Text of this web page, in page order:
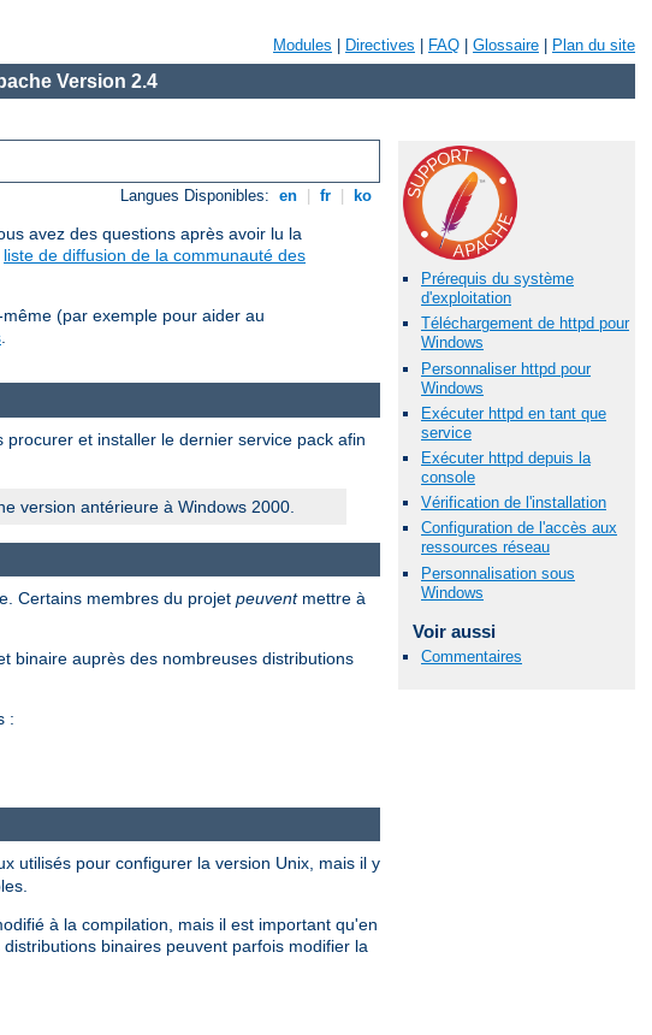
Modules Directives FAQ Glossaire Plan du site
Version 2.4
Langues Disponibles: en fr ko
avez des questions après avoir lu la
liste de diffusion de la communauté des
(par exemple pour aider au
.
Prérequis du système
d'exploitation
Téléchargement de httpd pour
Windows
Personnaliser httpd pour
Windows
Exécuter httpd en tant que
service
Exécuter httpd depuis la
console
Vérification de l'installation
Configuration de l'accès aux
ressources réseau
Personnalisation sous
Windows
Voir aussi
Commentaires
et installer le dernier service pack afin
version antérieure à Windows 2000.
Certains membres du projet peuventmettre à
binaire auprès des nombreuses distributions
:
utilisés pour configurer la version Unix, mais il y
à la compilation, mais il est important qu'en
binaires peuvent parfois modifier la